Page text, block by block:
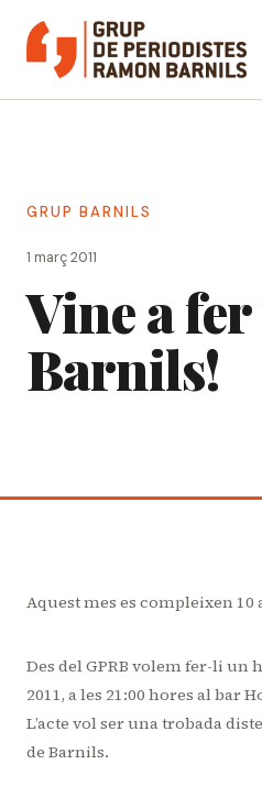
contingut
GRUP BARNILS
1 març 2011
Vine a
Barnils!
Aquest mes es compleixen
Des del GPRB volem fer-li un
2011, a les 21:00 hores al bar
L’acte vol ser una trobada
de Barnils.